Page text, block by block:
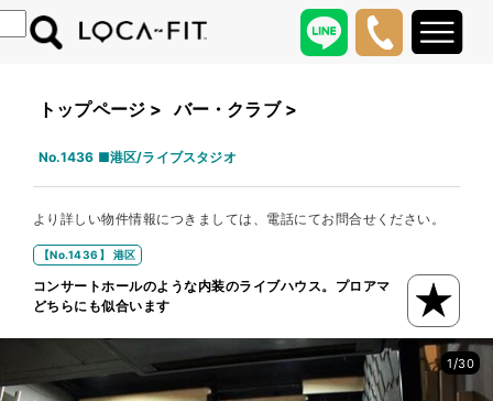
トップページ > バー・クラブ >
No.1436 ■港区/ライブスタジオ
より詳しい物件情報につきましては、電話にてお問合せください。
【No.1436】 港区
コンサートホールのような内装のライブハウス。プロアマ
どちらにも似合います
1/30